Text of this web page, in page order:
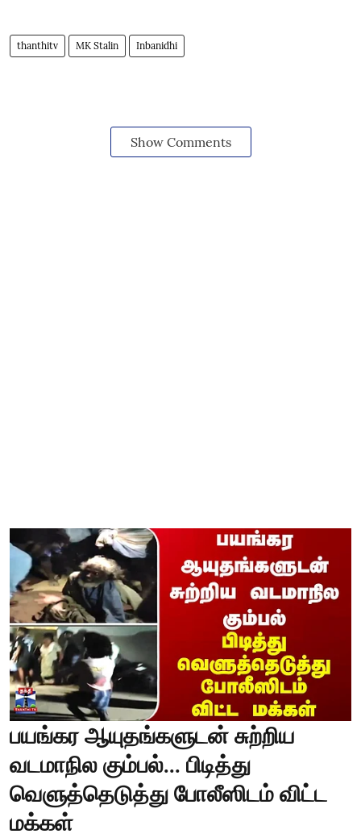
thanthitv MK Stalin Inbanidhi
Show Comments
பயங்கர ஆயுதங்களுடன் சுற்றிய
வடமாநில கும்பல்... பிடித்து
வெளுத்தெடுத்து போலீஸிடம் விட்ட
மக்கள்